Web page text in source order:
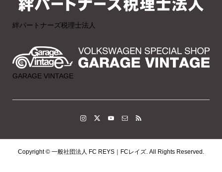
絆パートナーズ税理士法人
GARAGE VINTAGE
Copyright © 一般社団法人 FC REYS｜FCレイズ. All Rights Reserved.